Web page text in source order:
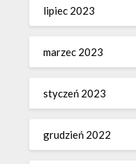
lipiec 2023
marzec 2023
styczeń 2023
grudzień 2022